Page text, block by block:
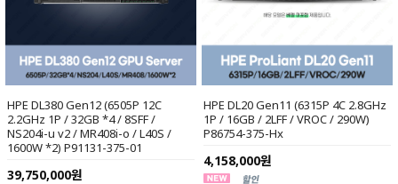
HPE DL380 Gen12 (6505P 12C
2.2GHz 1P / 32GB *4 / 8SFF /
NS204i-u v2 / MR408i-o / L40S /
1600W *2) P91131-375-01
39,750,000원
HPE DL20 Gen11 (6315P 4C 2.8GHz
1P / 16GB / 2LFF / VROC / 290W)
P86754-375-Hx
4,158,000원